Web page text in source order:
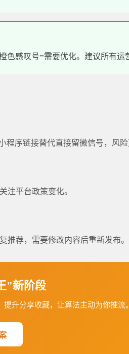
色感叹号=需要优化。建议所有运
序链接替代直接留微信号，风险
注平台政策变化。
推荐，需要修改内容后重新发布。
"新阶段
升分享收藏，让算法主动为你推流。